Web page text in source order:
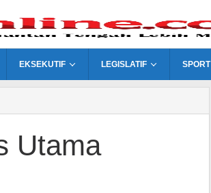
EKSEKUTIF LEGISLATIF SPORT
Utama